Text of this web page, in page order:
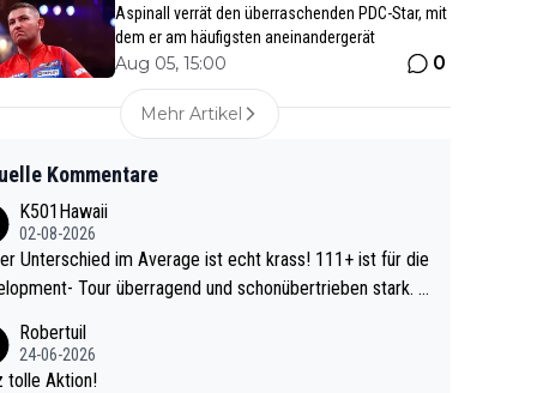
Aspinall verrät den überraschenden PDC-Star, mit
dem er am häufigsten aneinandergerät
Aug 05, 15:00 0
Mehr Artikel
Kommentare
K501Hawaii
02-08-2026
Unterschied im Average ist echt krass! 111+ ist für die
Tour überragend und schonübertrieben stark. U
Da gewinnst keinen Blumentopf - ist ja n
eines Kreisligisten vs einem Bu
Robertuil
24-06-2026
tolle Aktion!